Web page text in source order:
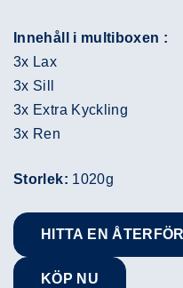
Innehåll i multiboxen :
3x Lax
3x Sill
3x Extra Kyckling
3x Ren
Storlek: 1020g
HITTA EN
KÖP NU